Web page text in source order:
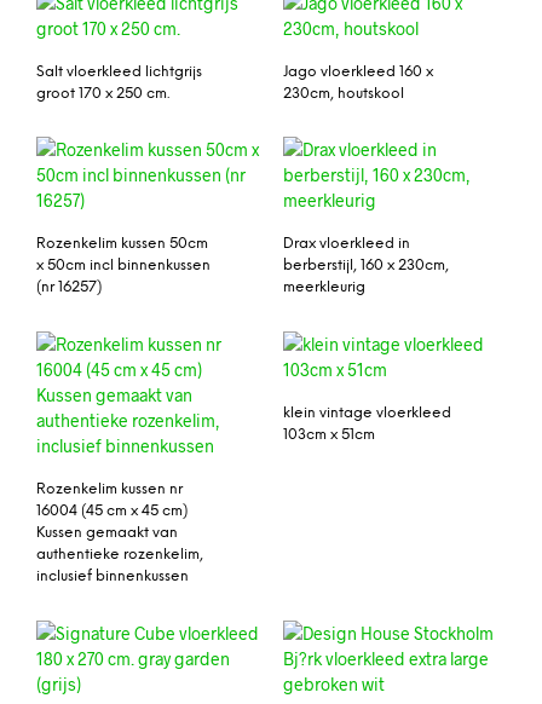
Salt vloerkleed lichtgrijs
groot 170 x 250 cm.
Jago vloerkleed 160 x
230cm, houtskool
Rozenkelim kussen 50cm
x 50cm incl binnenkussen
(nr 16257)
Drax vloerkleed in
berberstijl, 160 x 230cm,
meerkleurig
Rozenkelim kussen nr
16004 (45 cm x 45 cm)
Kussen gemaakt van
authentieke rozenkelim,
inclusief binnenkussen
klein vintage vloerkleed
103cm x 51cm